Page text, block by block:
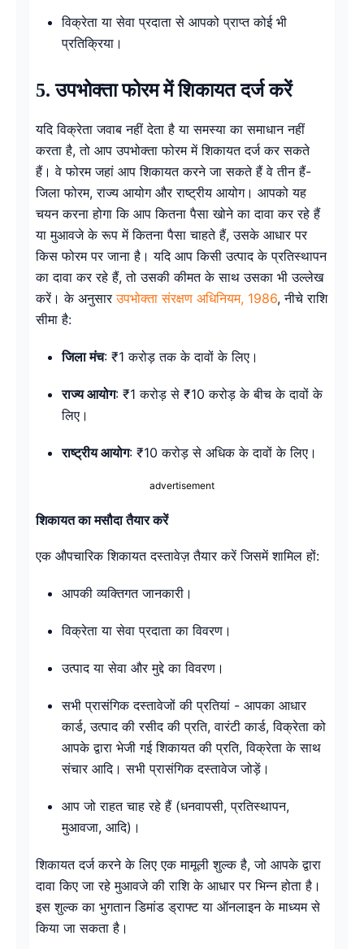
विक्रेता या सेवा प्रदाता से आपको प्राप्त कोई भी
प्रतिक्रिया।
5. उपभोक्ता फोरम में शिकायत दर्ज करें
यदि विक्रेता जवाब नहीं देता है या समस्या का समाधान नहीं
करता है, तो आप उपभोक्ता फोरम में शिकायत दर्ज कर सकते
हैं। वे फोरम जहां आप शिकायत करने जा सकते हैं वे तीन हैं-
जिला फोरम, राज्य आयोग और राष्ट्रीय आयोग। आपको यह
चयन करना होगा कि आप कितना पैसा खोने का दावा कर रहे हैं
या मुआवजे के रूप में कितना पैसा चाहते हैं, उसके आधार पर
किस फोरम पर जाना है। यदि आप किसी उत्पाद के प्रतिस्थापन
का दावा कर रहे हैं, तो उसकी कीमत के साथ उसका भी उल्लेख
करें। के अनुसारउपभोक्ता संरक्षण अधिनियम, 1986, नीचे राशि
सीमा है:
जिला मंच: ₹1 करोड़ तक के दावों के लिए।
राज्य आयोग: ₹1 करोड़ से ₹10 करोड़ के बीच के दावों के
लिए।
राष्ट्रीय आयोग: ₹10 करोड़ से अधिक के दावों के लिए।
advertisement
शिकायत का मसौदा तैयार करें
एक औपचारिक शिकायत दस्तावेज़ तैयार करें जिसमें शामिल हों:
आपकी व्यक्तिगत जानकारी।
विक्रेता या सेवा प्रदाता का विवरण।
उत्पाद या सेवा और मुद्दे का विवरण।
सभी प्रासंगिक दस्तावेजों की प्रतियां - आपका आधार
कार्ड, उत्पाद की रसीद की प्रति, वारंटी कार्ड, विक्रेता को
आपके द्वारा भेजी गई शिकायत की प्रति, विक्रेता के साथ
संचार आदि। सभी प्रासंगिक दस्तावेज जोड़ें।
आप जो राहत चाह रहे हैं (धनवापसी, प्रतिस्थापन,
मुआवजा, आदि)।
शिकायत दर्ज करने के लिए एक मामूली शुल्क है, जो आपके द्वारा
दावा किए जा रहे मुआवजे की राशि के आधार पर भिन्न होता है।
इस शुल्क का भुगतान डिमांड ड्राफ्ट या ऑनलाइन के माध्यम से
किया जा सकता है।